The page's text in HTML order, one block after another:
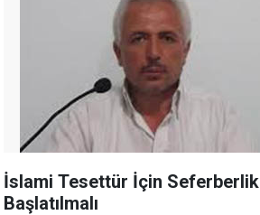
İslami Tesettür İçin Seferberlik
Başlatılmalı